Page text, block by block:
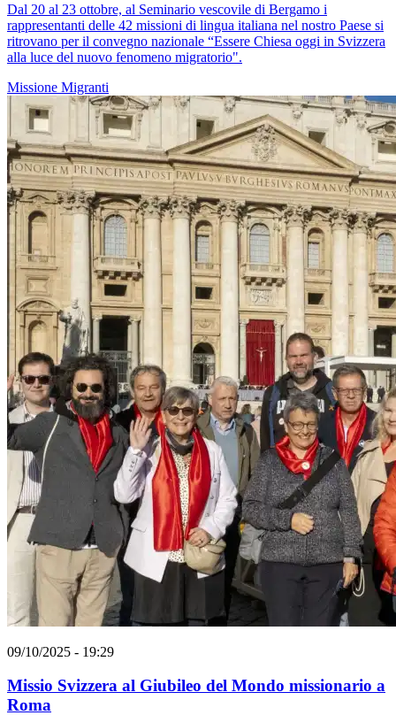
Dal 20 al 23 ottobre, al Seminario vescovile di Bergamo i
rappresentanti delle 42 missioni di lingua italiana nel nostro Paese si
ritrovano per il convegno nazionale “Essere Chiesa oggi in Svizzera
alla luce del nuovo fenomeno migratorio".
Missione Migranti
09/10/2025 - 19:29
Missio Svizzera al Giubileo del Mondo missionario a
Roma